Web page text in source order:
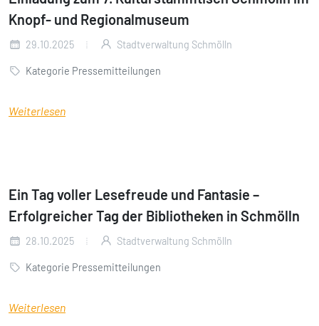
Knopf- und Regionalmuseum
29.10.2025 Stadtverwaltung Schmölln
Kategorie Pressemitteilungen
Weiterlesen
Ein Tag voller Lesefreude und Fantasie –
Erfolgreicher Tag der Bibliotheken in Schmölln
28.10.2025 Stadtverwaltung Schmölln
Kategorie Pressemitteilungen
Weiterlesen